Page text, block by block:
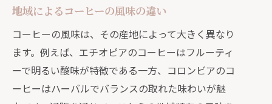
通販でのコーヒーデビューを成功させ
る方法
季節限定の豆を通販で手に入れコーヒー旅
行を満喫
季節限定のコーヒー豆の魅力とは
地域によるコーヒーの風味の違い
コーヒーの風味は、その産地によって大きく異なり
ます。例えば、エチオピアのコーヒーはフルーティ
ーで明るい酸味が特徴である一方、コロンビアのコ
ーヒーはハーバルでバランスの取れた味わいが魅